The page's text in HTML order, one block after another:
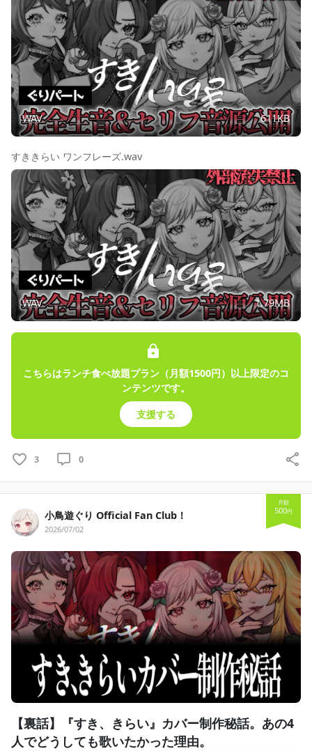
WAV 611KB
すききらい ワンフレーズ.wav
WAV 1.79MB
こちらはランチ食べ放題プラン（月額1500円）以上限定のコ
ンテンツです。
支援する
3 0
小鳥遊ぐり Official Fan Club！
2026/07/02
月額
500円
【裏話】『すき、きらい』カバー制作秘話。あの4
人でどうしても歌いたかった理由。